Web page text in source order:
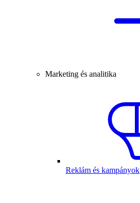
Marketing és analitika
Reklám és kampányok